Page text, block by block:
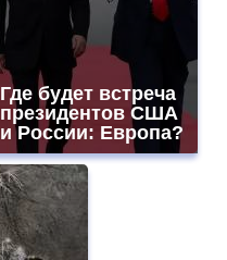
Где будет встреча
президентов США
и России: Европа?